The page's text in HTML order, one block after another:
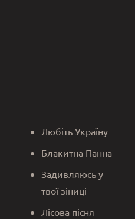
Любіть Україну
Блакитна Панна
Задивляюсь у
твої зіниці
Лісова пісня